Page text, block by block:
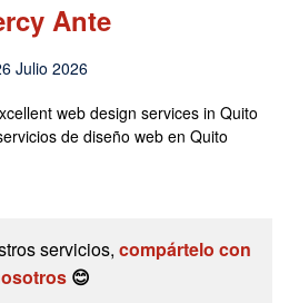
Ante
Julio 2026
web design services in Quito
de diseño web en Quito
servicios, compártelo con
😊